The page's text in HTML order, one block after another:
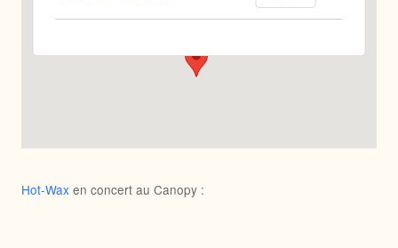
Voir Évènements
Hot-Wax en concert au Canopy :